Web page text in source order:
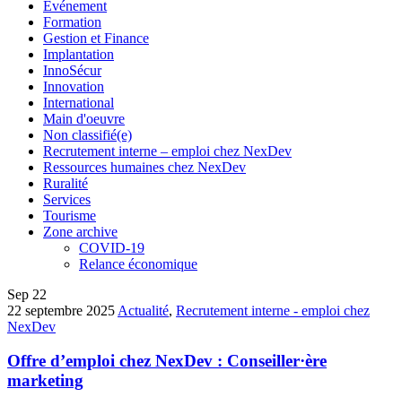
Événement
Formation
Gestion et Finance
Implantation
InnoSécur
Innovation
International
Main d'oeuvre
Non classifié(e)
Recrutement interne – emploi chez NexDev
Ressources humaines chez NexDev
Ruralité
Services
Tourisme
Zone archive
COVID-19
Relance économique
Sep 22
22 septembre 2025 Actualité, Recrutement interne - emploi chez
NexDev
Offre d’emploi chez NexDev : Conseiller·ère
marketing